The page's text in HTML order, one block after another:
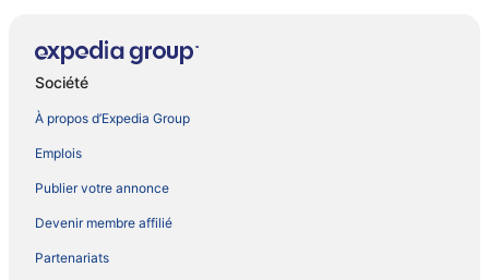
Société
À propos d’Expedia Group
Emplois
Publier votre annonce
Devenir membre affilié
Partenariats